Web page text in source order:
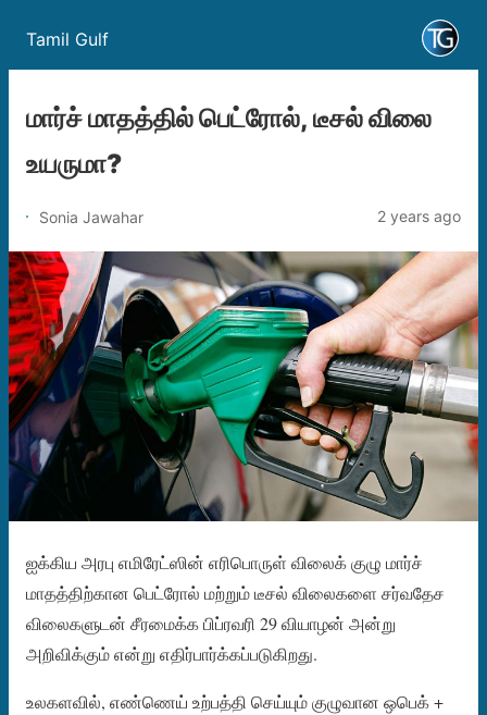
Tamil Gulf
மார்ச் மாதத்தில் பெட்ரோல், டீசல் விலை
உயருமா?
Sonia Jawahar 2 years ago
ஐக்கிய அரபு எமிரேட்ஸின் எரிபொருள் விலைக் குழு மார்ச்
மாதத்திற்கான பெட்ரோல் மற்றும் டீசல் விலைகளை சர்வதேச
விலைகளுடன் சீரமைக்க பிப்ரவரி 29 வியாழன் அன்று
அறிவிக்கும் என்று எதிர்பார்க்கப்படுகிறது.
உலகளவில், எண்ணெய் உற்பத்தி செய்யும் குழுவான ஒபெக் +